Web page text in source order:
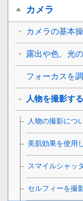
カメラ
カメラの基本
露出や色、光
フォーカスを
人物を撮影する
人物の撮影につ
美肌効果を使用
スマイルシャッ
セルフィーを撮